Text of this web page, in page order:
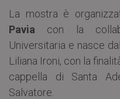
La mostra è
Pavia con la
Universitaria e nasce
Liliana Ironi, con la
cappella di Santa
Salvatore.